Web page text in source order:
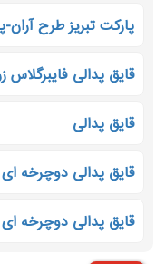
پارکت تبریز طرح آران-
قایق پدالی فایبرگلاس
قایق پدالی
قایق پدالی دوچرخه
قایق پدالی دوچرخه